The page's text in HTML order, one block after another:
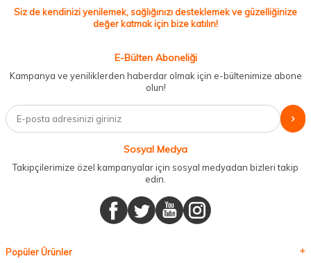
Siz de kendinizi yenilemek, sağlığınızı desteklemek ve güzelliğinize
değer katmak için bize katılın!
E-Bülten Aboneliği
Kampanya ve yeniliklerden haberdar olmak için e-bültenimize abone
olun!
Sosyal Medya
Takipçilerimize özel kampanyalar için sosyal medyadan bizleri takip
edin.
Popüler Ürünler